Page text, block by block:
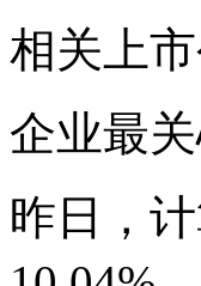
相关上
企业最
昨日，